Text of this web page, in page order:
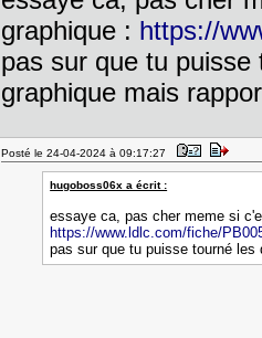
graphique : https://
pas sur que tu
graphique mais
Posté le 24-04-2024 à 09:17:27
hugoboss06x a écrit :
essaye ca, pas cher meme si
https://www.ldlc.com/fiche/
pas sur que tu puisse tourné les